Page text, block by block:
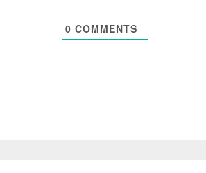
0 COMMENTS